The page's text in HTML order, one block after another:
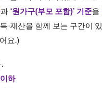
과 ‘원가구(부모 포함)’ 기준을
·재산을 함께 보는 구간이
요.)
하